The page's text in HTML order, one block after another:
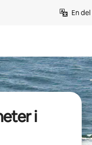
En
i